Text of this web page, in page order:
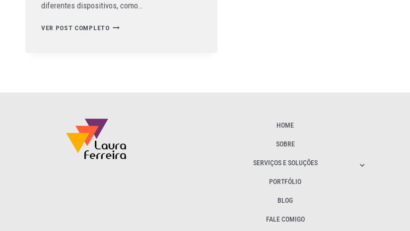
diferentes dispositivos, como…
VER POST COMPLETO
HOME
SOBRE
SERVIÇOS E SOLUÇÕES
PORTFÓLIO
BLOG
FALE COMIGO